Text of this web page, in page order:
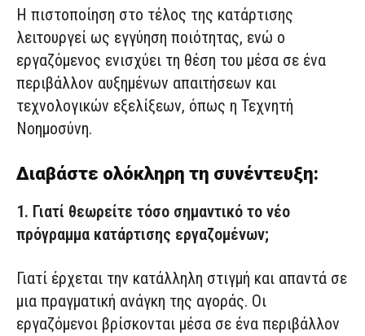
Η πιστοποίηση στο τέλος της κατάρτισης
λειτουργεί ως εγγύηση ποιότητας, ενώ ο
εργαζόμενος ενισχύει τη θέση του μέσα σε ένα
περιβάλλον αυξημένων απαιτήσεων και
τεχνολογικών εξελίξεων, όπως η Τεχνητή
Νοημοσύνη.
Διαβάστε ολόκληρη τη συνέντευξη:
1. Γιατί θεωρείτε τόσο σημαντικό το νέο
πρόγραμμα κατάρτισης εργαζομένων;
Γιατί έρχεται την κατάλληλη στιγμή και απαντά σε
μια πραγματική ανάγκη της αγοράς. Οι
εργαζόμενοι βρίσκονται μέσα σε ένα περιβάλλον